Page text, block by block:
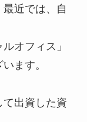
近では、自
オフィス」
ます。
出資した資